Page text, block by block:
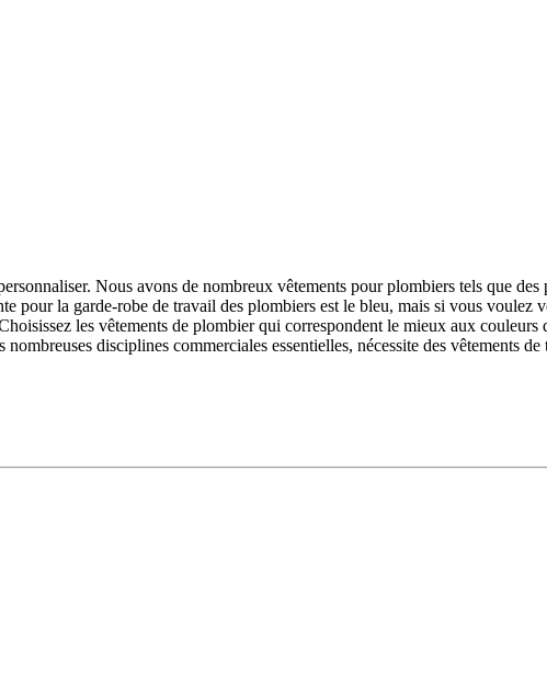
Nous avons de nombreux vêtements pour plombiers tels que des
pour la garde-robe de travail des plombiers est le bleu, mais si vous voulez
les vêtements de plombier qui correspondent le mieux aux
disciplines commerciales essentielles, nécessite des vêtements